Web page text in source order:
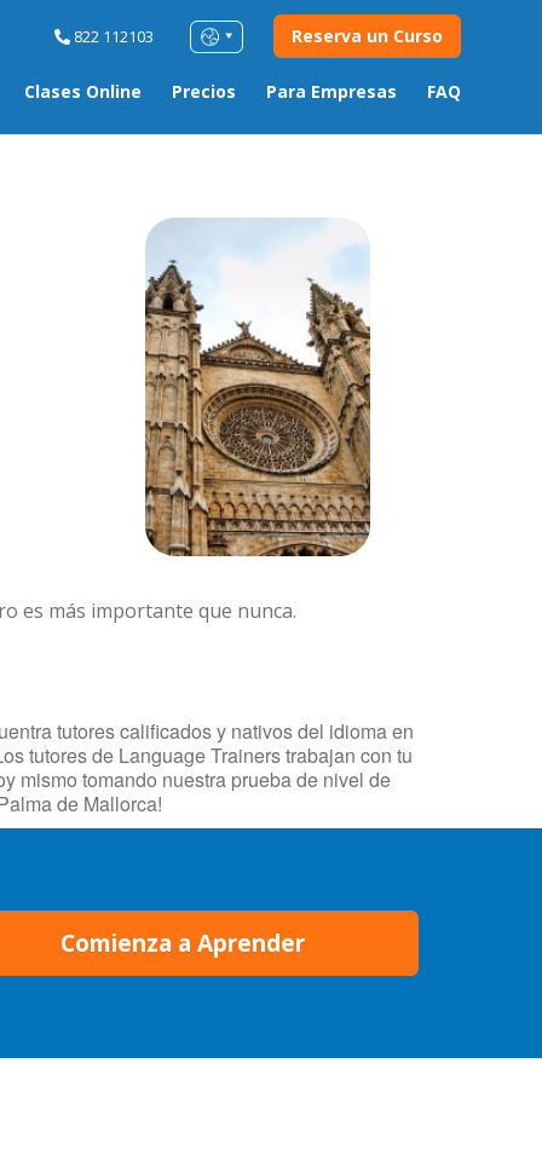
Clases Online Precios Para Empresas FAQ
822 112103 Reserva un Curso
es más importante que nunca.
tutores calificados y nativos del idioma en
tutores de Language Trainers trabajan con tu
mismo tomando nuestra prueba de nivel de
de Mallorca!
Comienza a Aprender